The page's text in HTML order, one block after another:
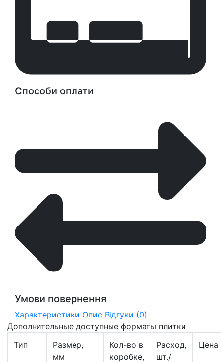
Способи оплати
Умови повернення
Характеристики Опис Відгуки (0)
Дополнительные доступные форматы плитки
Тип
Размер,
мм
Кол-во в
коробке,
Расход,
шт./
Цена